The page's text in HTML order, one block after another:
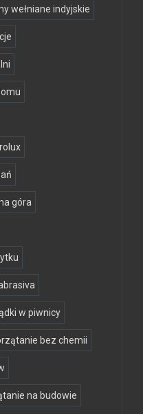
wełniane indyjskie
góra
w piwnicy
bez chemii
na budowie